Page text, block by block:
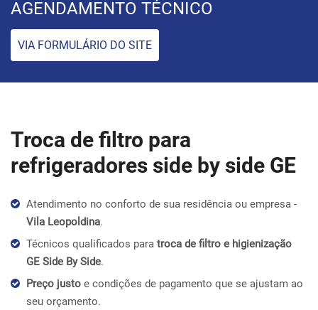
AGENDAMENTO TÉCNICO
VIA FORMULÁRIO DO SITE
Troca de filtro para
refrigeradores side by side GE
Atendimento no conforto de sua residência ou empresa -
Vila Leopoldina.
Técnicos qualificados para troca de filtro e higienização
GE Side By Side.
Preço justo e condições de pagamento que se ajustam ao
seu orçamento.